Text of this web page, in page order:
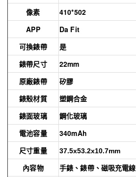
像素
410*502
APP
Da Fit
可換錶帶
是
錶帶尺寸
22mm
原廠錶帶
矽膠
錶殼材質
塑鋼合金
錶面玻璃
鋼化玻璃
電池容量
340mAh
尺寸重量
37.5x53.2x10.7mm
內容物
手錶、錶帶、磁吸充電線